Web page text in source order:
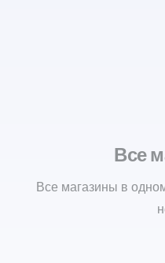
Все
Все магазины в